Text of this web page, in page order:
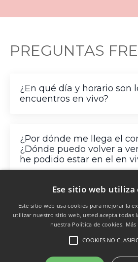
PREGUNTAS
¿En qué día y horario son
encuentros en vivo?
¿Por dónde me llega el
¿Dónde puedo volver a
he podido estar en el en
Ese sitio web utiliza
Este sitio web usa cookies para mejorar la
utilizar nuestro sitio web, usted acepta todas
nuestra Política de cookies.
COOKIES NO